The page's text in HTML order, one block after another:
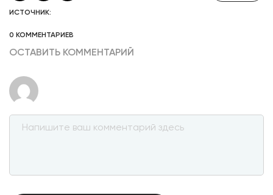
ИСТОЧНИК:
0 КОММЕНТАРИЕВ
ОСТАВИТЬ КОММЕНТАРИЙ